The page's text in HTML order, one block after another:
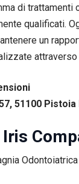
di
qualificati.
un
51100 Pistoia